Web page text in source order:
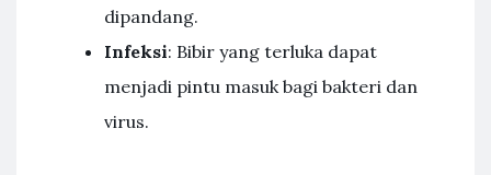
dipandang.
Infeksi: Bibir yang terluka dapat
menjadi pintu masuk bagi bakteri dan
virus.